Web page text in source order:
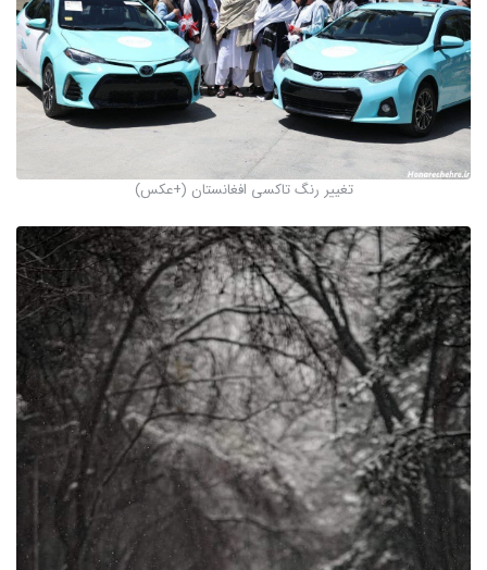
تغییر رنگ تاکسی افغانستان (+عکس)